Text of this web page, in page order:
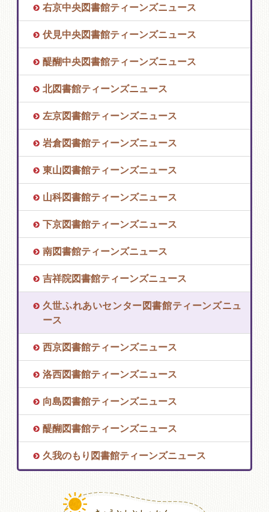
右京中央図書館ティーンズニュース
伏見中央図書館ティーンズニュース
醍醐中央図書館ティーンズニュース
北図書館ティーンズニュース
左京図書館ティーンズニュース
岩倉図書館ティーンズニュース
東山図書館ティーンズニュース
山科図書館ティーンズニュース
下京図書館ティーンズニュース
南図書館ティーンズニュース
吉祥院図書館ティーンズニュース
久世ふれあいセンター図書館ティーンズニュ
ース
西京図書館ティーンズニュース
洛西図書館ティーンズニュース
向島図書館ティーンズニュース
醍醐図書館ティーンズニュース
久我のもり図書館ティーンズニュース